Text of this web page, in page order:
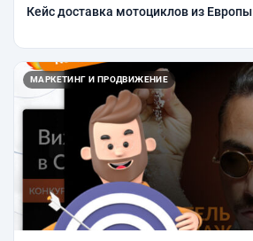
Кейс доставка мотоциклов из Европы
МАРКЕТИНГ И ПРОДВИЖЕНИЕ